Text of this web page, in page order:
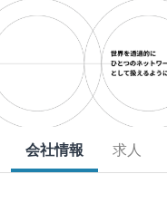
会社情報 求人